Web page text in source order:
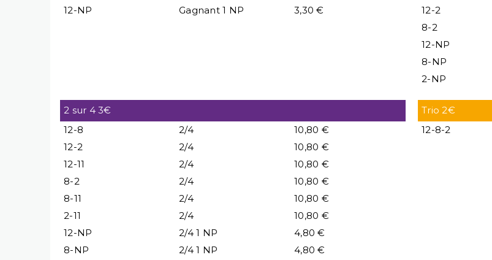
12-NP
Gagnant 1 NP 3,30 €
12-2
8-2
12-NP
8-NP
2-NP
2 sur 4 3€
12-8
2/4
10,80 €
12-2
2/4
10,80 €
12-11
2/4
10,80 €
8-2
2/4
10,80 €
8-11
2/4
10,80 €
2-11
2/4
10,80 €
12-NP
2/4 1 NP
4,80 €
8-NP
2/4 1 NP
4,80 €
Trio 2€
12-8-2